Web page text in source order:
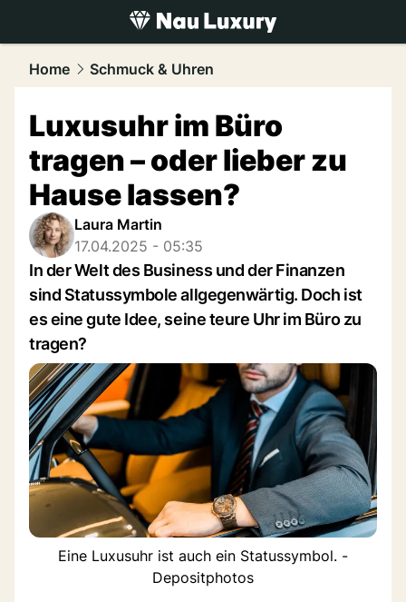
luxury.NAU.ch
Home Schmuck & Uhren
Luxusuhr im Büro
tragen – oder lieber zu
Hause lassen?
Laura Martin
17.04.2025 - 05:35
In der Welt des Business und der Finanzen
sind Statussymbole allgegenwärtig. Doch ist
es eine gute Idee, seine teure Uhr im Büro zu
tragen?
Eine Luxusuhr ist auch ein Statussymbol. -
Depositphotos